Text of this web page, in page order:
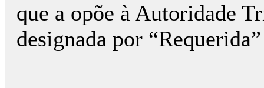
que a opõe à Autoridade
designada por